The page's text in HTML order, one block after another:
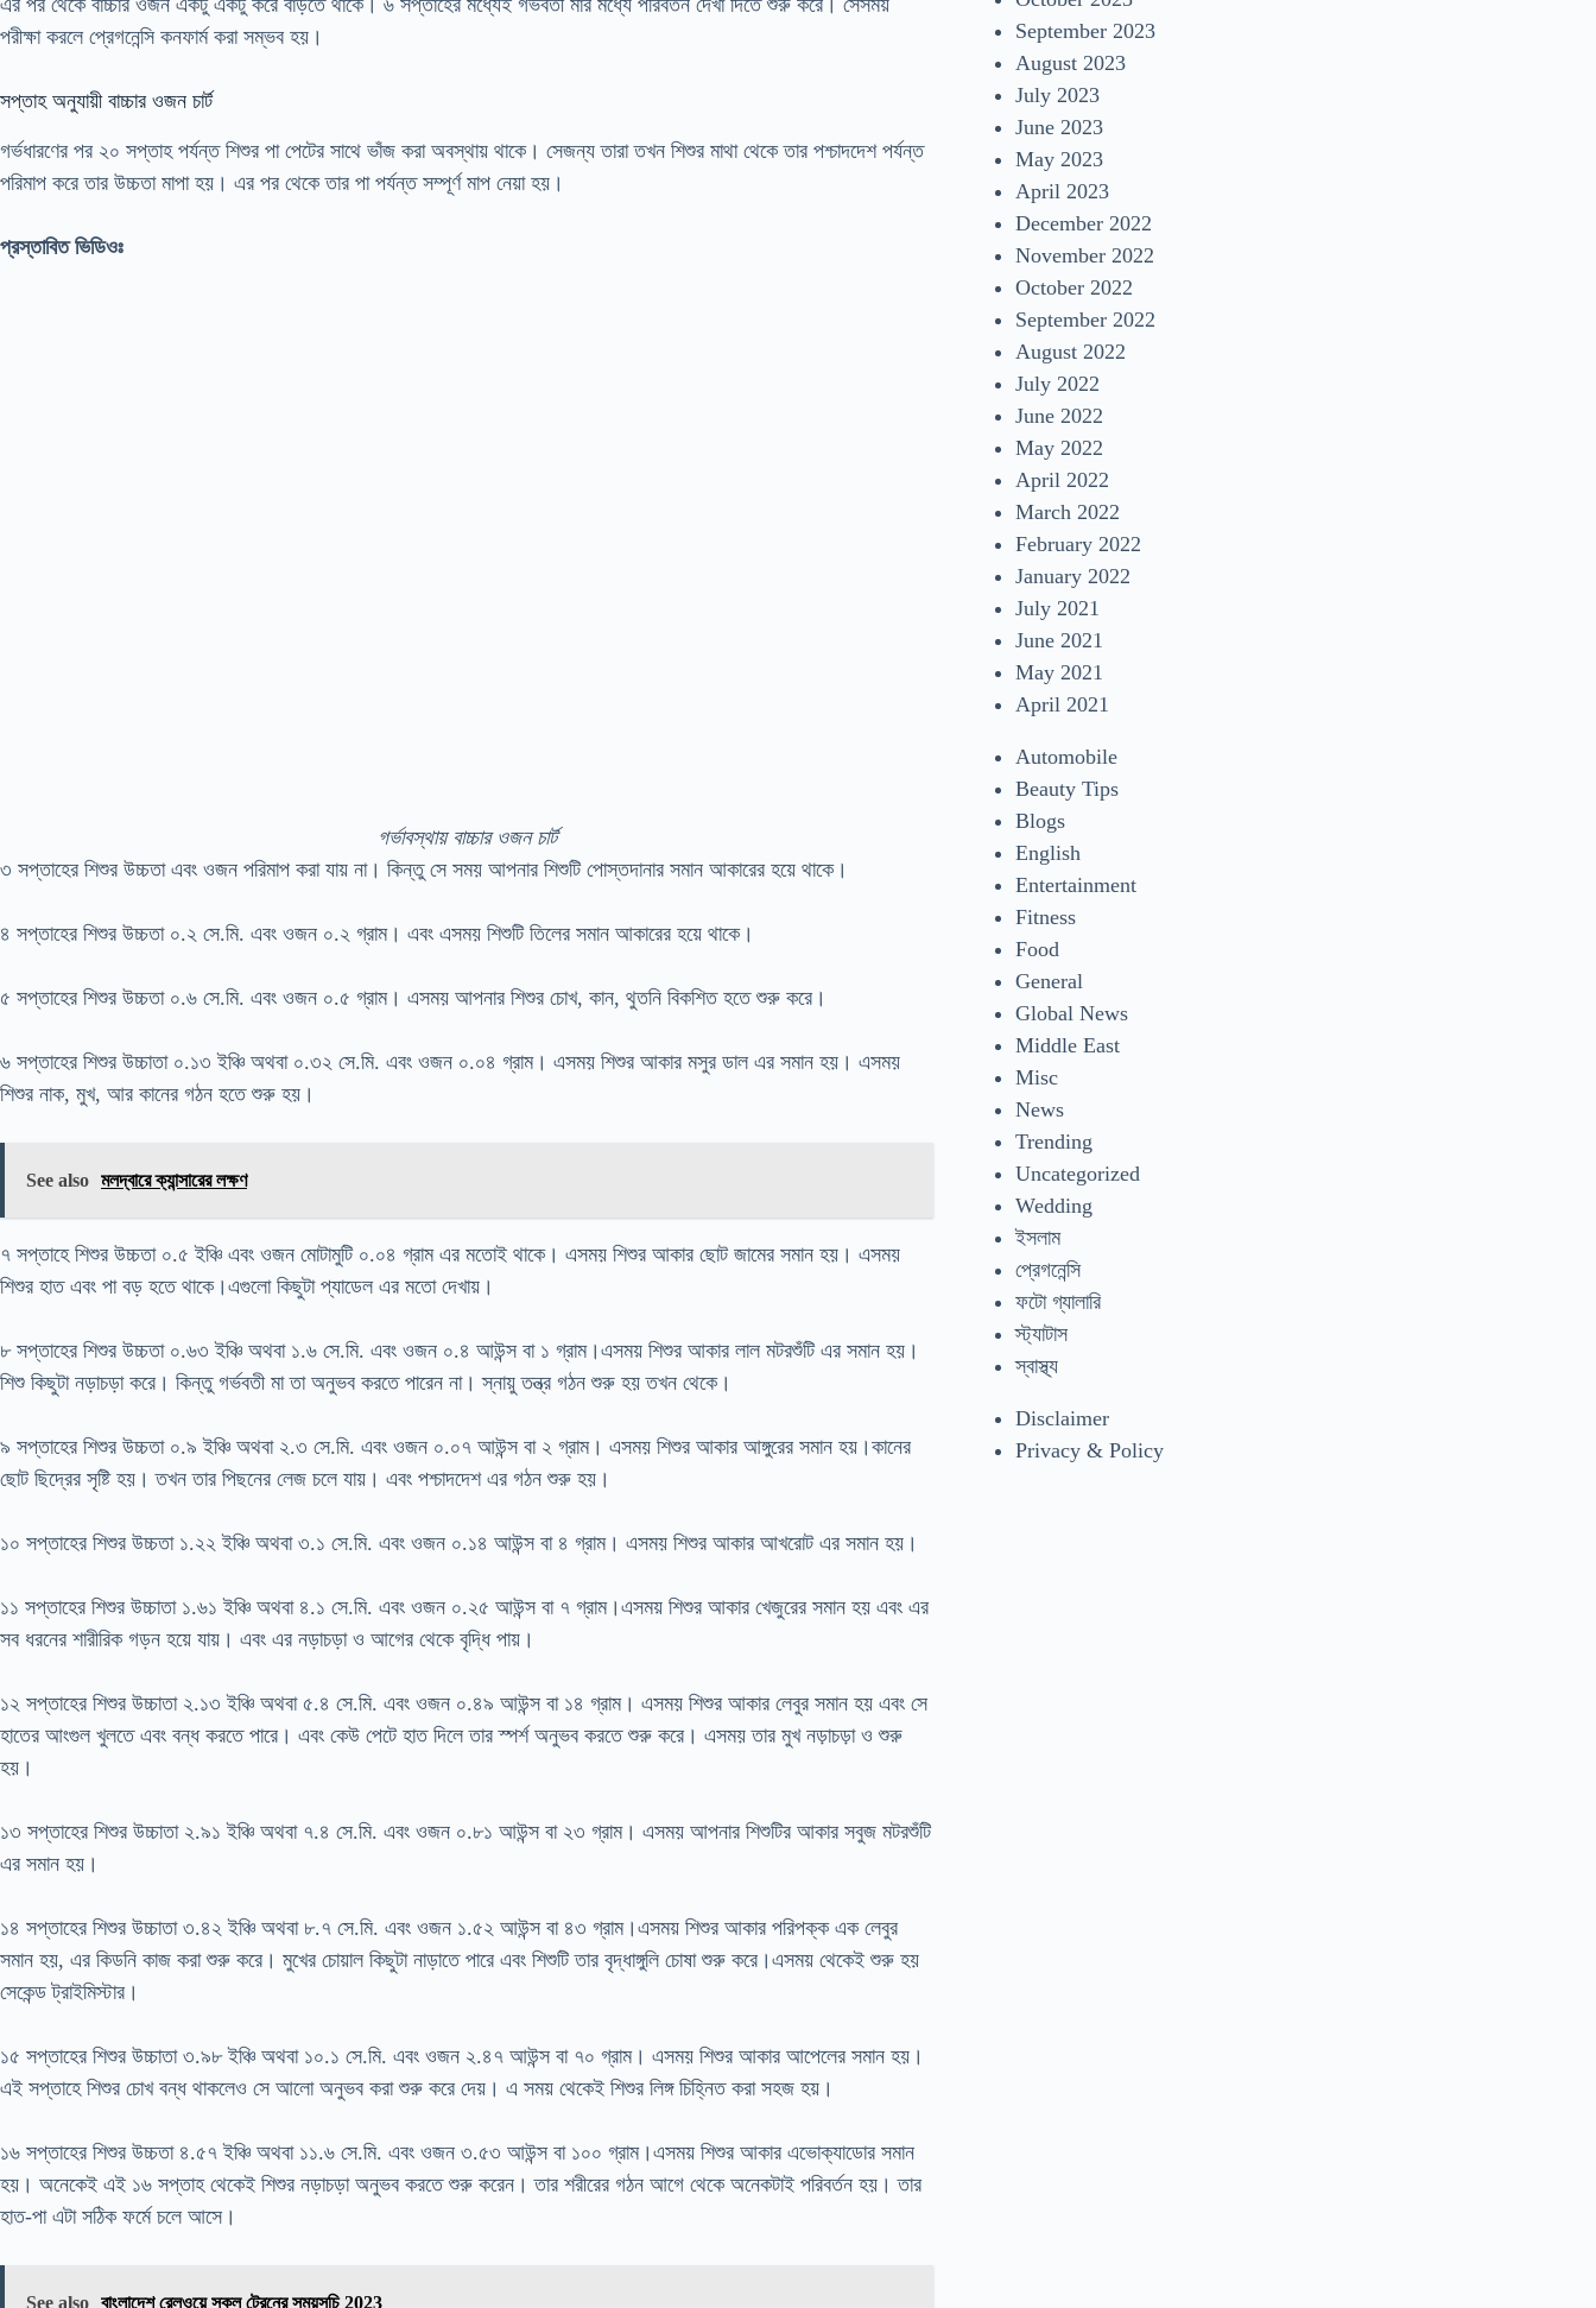
এর পর থেকে বাচ্চার ওজন একটু একটু করে বাড়তে থাকে। ৬ সপ্তাহের মধ্যেই গর্ভবতী মার মধ্যে পরিবর্তন দেখা দিতে শুরু করে। সেসময়
পরীক্ষা করলে প্রেগনেন্সি কনফার্ম করা সম্ভব হয়।
সপ্তাহ অনুযায়ী বাচ্চার ওজন চার্ট
গর্ভধারণের পর ২০ সপ্তাহ পর্যন্ত শিশুর পা পেটের সাথে ভাঁজ করা অবস্থায় থাকে। সেজন্য তারা তখন শিশুর মাথা থেকে তার পশ্চাদদেশ পর্যন্ত
পরিমাপ করে তার উচ্চতা মাপা হয়। এর পর থেকে তার পা পর্যন্ত সম্পূর্ণ মাপ নেয়া হয়।
প্রস্তাবিত ভিডিওঃ
গর্ভাবস্থায় বাচ্চার ওজন চার্ট
৩ সপ্তাহের শিশুর উচ্চতা এবং ওজন পরিমাপ করা যায় না। কিন্তু সে সময় আপনার শিশুটি পোস্তদানার সমান আকারের হয়ে থাকে।
৪ সপ্তাহের শিশুর উচ্চতা ০.২ সে.মি. এবং ওজন ০.২ গ্রাম। এবং এসময় শিশুটি তিলের সমান আকারের হয়ে থাকে।
৫ সপ্তাহের শিশুর উচ্চতা ০.৬ সে.মি. এবং ওজন ০.৫ গ্রাম। এসময় আপনার শিশুর চোখ, কান, থুতনি বিকশিত হতে শুরু করে।
৬ সপ্তাহের শিশুর উচ্চাতা ০.১৩ ইঞ্চি অথবা ০.৩২ সে.মি. এবং ওজন ০.০৪ গ্রাম। এসময় শিশুর আকার মসুর ডাল এর সমান হয়। এসময়
শিশুর নাক, মুখ, আর কানের গঠন হতে শুরু হয়।
See also মলদ্বারে ক্যান্সারের লক্ষণ
৭ সপ্তাহে শিশুর উচ্চতা ০.৫ ইঞ্চি এবং ওজন মোটামুটি ০.০৪ গ্রাম এর মতোই থাকে। এসময় শিশুর আকার ছোট জামের সমান হয়। এসময়
শিশুর হাত এবং পা বড় হতে থাকে।এগুলো কিছুটা প্যাডেল এর মতো দেখায়।
৮ সপ্তাহের শিশুর উচ্চতা ০.৬৩ ইঞ্চি অথবা ১.৬ সে.মি. এবং ওজন ০.৪ আউন্স বা ১ গ্রাম।এসময় শিশুর আকার লাল মটরশুঁটি এর সমান হয়।
শিশু কিছুটা নড়াচড়া করে। কিন্তু গর্ভবতী মা তা অনুভব করতে পারেন না। স্নায়ু তন্ত্র গঠন শুরু হয় তখন থেকে।
৯ সপ্তাহের শিশুর উচ্চতা ০.৯ ইঞ্চি অথবা ২.৩ সে.মি. এবং ওজন ০.০৭ আউন্স বা ২ গ্রাম। এসময় শিশুর আকার আঙ্গুরের সমান হয়।কানের
ছোট ছিদ্রের সৃষ্টি হয়। তখন তার পিছনের লেজ চলে যায়। এবং পশ্চাদদেশ এর গঠন শুরু হয়।
১০ সপ্তাহের শিশুর উচ্চতা ১.২২ ইঞ্চি অথবা ৩.১ সে.মি. এবং ওজন ০.১৪ আউন্স বা ৪ গ্রাম। এসময় শিশুর আকার আখরোট এর সমান হয়।
১১ সপ্তাহের শিশুর উচ্চাতা ১.৬১ ইঞ্চি অথবা ৪.১ সে.মি. এবং ওজন ০.২৫ আউন্স বা ৭ গ্রাম।এসময় শিশুর আকার খেজুরের সমান হয় এবং এর
সব ধরনের শারীরিক গড়ন হয়ে যায়। এবং এর নড়াচড়া ও আগের থেকে বৃদ্ধি পায়।
১২ সপ্তাহের শিশুর উচ্চাতা ২.১৩ ইঞ্চি অথবা ৫.৪ সে.মি. এবং ওজন ০.৪৯ আউন্স বা ১৪ গ্রাম। এসময় শিশুর আকার লেবুর সমান হয় এবং সে
হাতের আংগুল খুলতে এবং বন্ধ করতে পারে। এবং কেউ পেটে হাত দিলে তার স্পর্শ অনুভব করতে শুরু করে। এসময় তার মুখ নড়াচড়া ও শুরু
হয়।
১৩ সপ্তাহের শিশুর উচ্চাতা ২.৯১ ইঞ্চি অথবা ৭.৪ সে.মি. এবং ওজন ০.৮১ আউন্স বা ২৩ গ্রাম। এসময় আপনার শিশুটির আকার সবুজ মটরশুঁটি
এর সমান হয়।
১৪ সপ্তাহের শিশুর উচ্চাতা ৩.৪২ ইঞ্চি অথবা ৮.৭ সে.মি. এবং ওজন ১.৫২ আউন্স বা ৪৩ গ্রাম।এসময় শিশুর আকার পরিপক্ক এক লেবুর
সমান হয়, এর কিডনি কাজ করা শুরু করে। মুখের চোয়াল কিছুটা নাড়াতে পারে এবং শিশুটি তার বৃদ্ধাঙ্গুলি চোষা শুরু করে।এসময় থেকেই শুরু হয়
সেকেন্ড ট্রাইমিস্টার।
১৫ সপ্তাহের শিশুর উচ্চাতা ৩.৯৮ ইঞ্চি অথবা ১০.১ সে.মি. এবং ওজন ২.৪৭ আউন্স বা ৭০ গ্রাম। এসময় শিশুর আকার আপেলের সমান হয়।
এই সপ্তাহে শিশুর চোখ বন্ধ থাকলেও সে আলো অনুভব করা শুরু করে দেয়। এ সময় থেকেই শিশুর লিঙ্গ চিহ্নিত করা সহজ হয়।
১৬ সপ্তাহের শিশুর উচ্চতা ৪.৫৭ ইঞ্চি অথবা ১১.৬ সে.মি. এবং ওজন ৩.৫৩ আউন্স বা ১০০ গ্রাম।এসময় শিশুর আকার এভোক্যাডোর সমান
হয়। অনেকেই এই ১৬ সপ্তাহ থেকেই শিশুর নড়াচড়া অনুভব করতে শুরু করেন। তার শরীরের গঠন আগে থেকে অনেকটাই পরিবর্তন হয়। তার
হাত-পা এটা সঠিক ফর্মে চলে আসে।
See also বাংলাদেশ রেলওয়ে সকল ট্রেনের সময়সূচি 2023
September 2023
August 2023
July 2023
June 2023
May 2023
April 2023
December 2022
November 2022
October 2022
September 2022
August 2022
July 2022
June 2022
May 2022
April 2022
March 2022
February 2022
January 2022
July 2021
June 2021
May 2021
April 2021
Automobile
Beauty Tips
Blogs
English
Entertainment
Fitness
Food
General
Global News
Middle East
Misc
News
Trending
Uncategorized
Wedding
ইসলাম
প্রেগনেন্সি
ফটো গ্যালারি
স্ট্যাটাস
স্বাস্থ্য
Disclaimer
Privacy & Policy